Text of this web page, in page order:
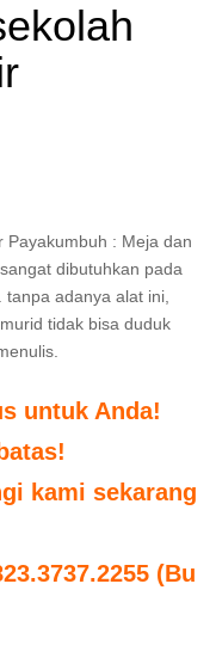
Payakumbuh : Meja dan
dibutuhkan pada
adanya alat ini,
tidak bisa duduk
untuk Anda!
kami sekarang
(Bu